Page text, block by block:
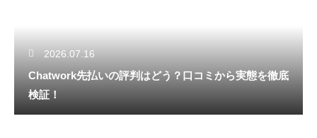
2026.07.16
Chatwork先払いの評判はどう？口コミから実態を徹底
検証！